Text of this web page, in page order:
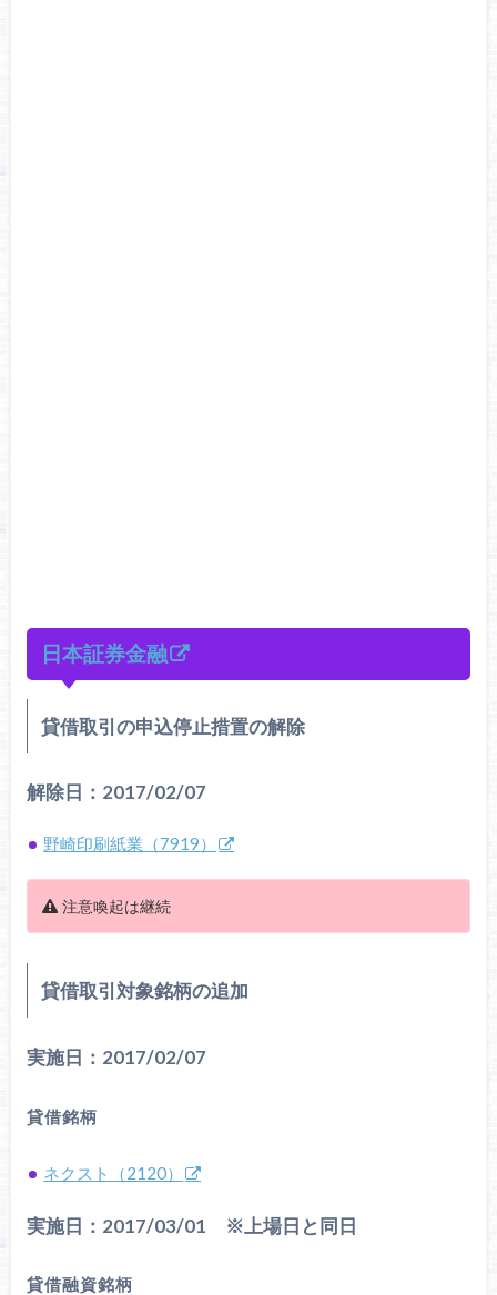
日本証券金融
貸借取引の申込停止措置の解除
解除日：2017/02/07
野崎印刷紙業（7919）
注意喚起は継続
貸借取引対象銘柄の追加
実施日：2017/02/07
貸借銘柄
ネクスト（2120）
実施日：2017/03/01 ※上場日と同日
貸借融資銘柄